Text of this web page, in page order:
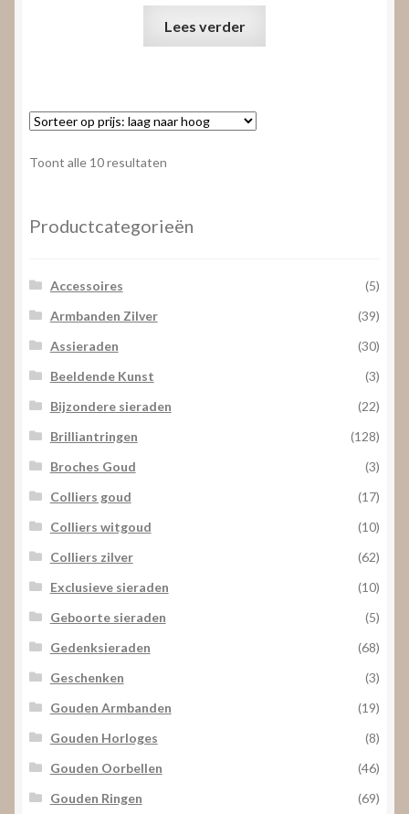
Lees verder
Toont alle 10 resultaten
laag
Productcategorieën
Accessoires
(5)
Armbanden Zilver
(39)
Assieraden
(30)
Beeldende Kunst
(3)
Bijzondere sieraden
(22)
Brilliantringen
(128)
Broches Goud
(3)
Colliers goud
(17)
Colliers witgoud
(10)
Colliers zilver
(62)
Exclusieve sieraden
(10)
Geboorte sieraden
(5)
Gedenksieraden
(68)
Geschenken
(3)
Gouden Armbanden
(19)
Gouden Horloges
(8)
Gouden Oorbellen
(46)
Gouden Ringen
(69)